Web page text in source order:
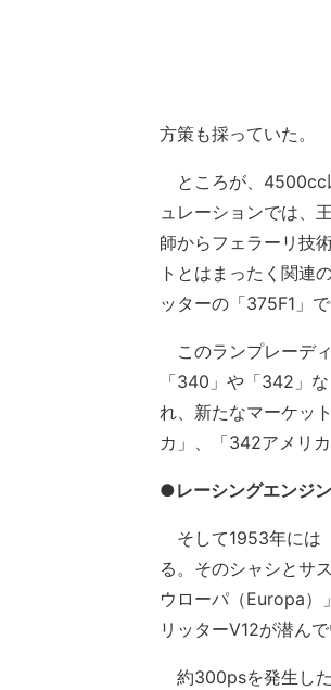
方策も採っていた。
ところが、4500cc
ュレーションでは、
師からフェラーリ技
トとはまったく関連
ッターの「375F1」
このランプレーデ
「340」や「342」
れ、新たなマーケッ
カ」、「342アメリ
●レーシングエンジ
そして1953年には
る。そのシャシとサ
ウローパ（Europa）
リッターV12が潜んで
約300psを発生し